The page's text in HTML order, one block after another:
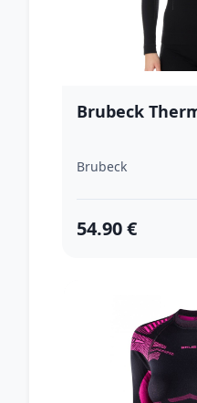
Brubeck
Brubeck
54.90 €